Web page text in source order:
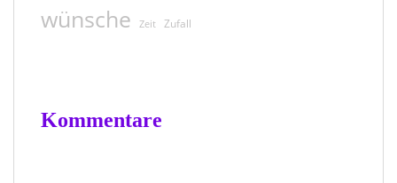
wünsche Zeit Zufall
Kommentare